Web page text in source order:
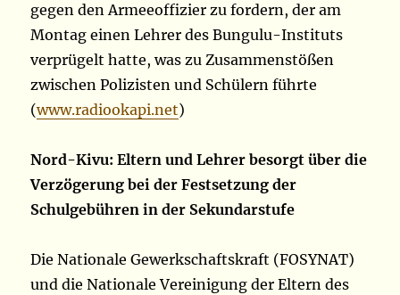
gegen den Armeeoffizier zu fordern, der am
Montag einen Lehrer des Bungulu-Instituts
verprügelt hatte, was zu Zusammenstößen
zwischen Polizisten und Schülern führte
(www.radiookapi.net)
Nord-Kivu: Eltern und Lehrer besorgt über die
Verzögerung bei der Festsetzung der
Schulgebühren in der Sekundarstufe
Die Nationale Gewerkschaftskraft (FOSYNAT)
und die Nationale Vereinigung der Eltern des